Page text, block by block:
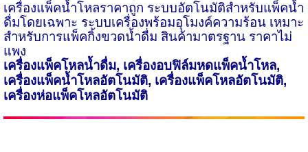
เครื่องแพ็คน้ำโหลราคาถูก ระบบอัตโนมัติสำหรับแพ็คน้ำ
ดื่มโดยเฉพาะ ระบบเครื่องพร้อมอุโมงค์ความร้อน เหมาะ
สำหรับการแพ็คกิ้งขวดน้ำดื่ม สินค้ามาตรฐาน ราคาไม่
แพง
เครื่องแพ็คโหลน้ำดื่ม, เครื่องอบฟิล์มหดแพ็คน้ำโหล,
เครื่องแพ็คน้ำโหลอัตโนมัติ, เครื่องแพ็คโหลอัตโนมัติ,
เครื่องห่อแพ็คโหลอัตโนมัติ